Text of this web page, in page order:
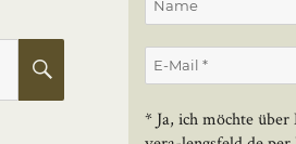
SUCHEN
* Ja, ich möchte